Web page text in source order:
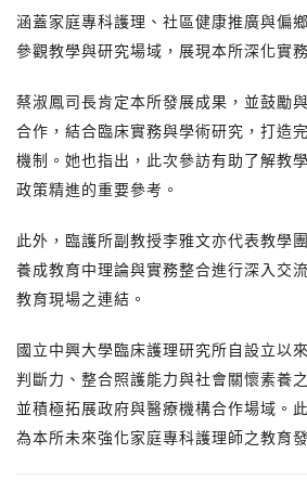
涵蓋家庭專科護理、社區健康推廣與偏
參觀教學與研究場域，展現本所深化實
蔡淑鳳司長肯定本所發展成果，並鼓勵
合作，結合臨床實務與學術研究，打造
機制。她也指出，此次參訪有助了解教
政策精進的重要參考。
此外，臨護所副教授李雅文亦代表教學
養成教育中理論與實務整合進行深入交
教育現場之連結。
國立中興大學臨床護理研究所自設立以
判斷力、整合照護能力與社會關懷素養
並積極拓展政府與醫療機構合作場域。
為本所未來強化家庭專科護理師之教育